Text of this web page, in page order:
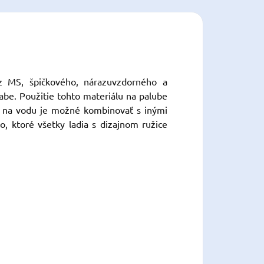
špičkového, nárazuvzdorného a
Použitie tohto materiálu na palube
na vodu je možné kombinovať s inými
ktoré všetky ladia s dizajnom ružice